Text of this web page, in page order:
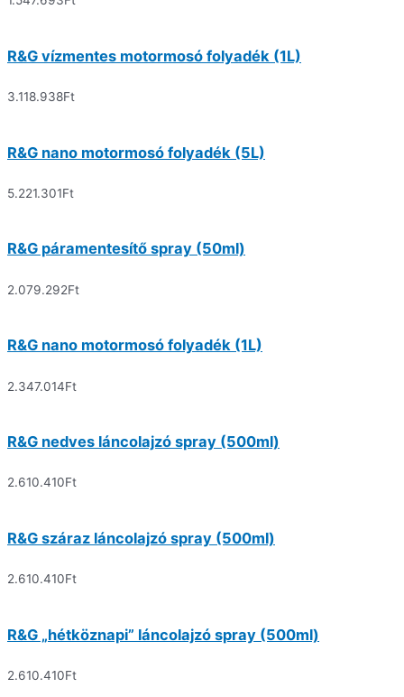
R&G vízmentes motormosó folyadék (1L)
3.118.938Ft
R&G nano motormosó folyadék (5L)
5.221.301Ft
R&G páramentesítő spray (50ml)
2.079.292Ft
R&G nano motormosó folyadék (1L)
2.347.014Ft
R&G nedves láncolajzó spray (500ml)
2.610.410Ft
R&G száraz láncolajzó spray (500ml)
2.610.410Ft
R&G „hétköznapi” láncolajzó spray (500ml)
2.610.410Ft